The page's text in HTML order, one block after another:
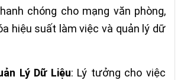
chóng cho mạng văn phòng,
hiệu suất làm việc và quản lý dữ
Lý Dữ Liệu: Lý tưởng cho việc